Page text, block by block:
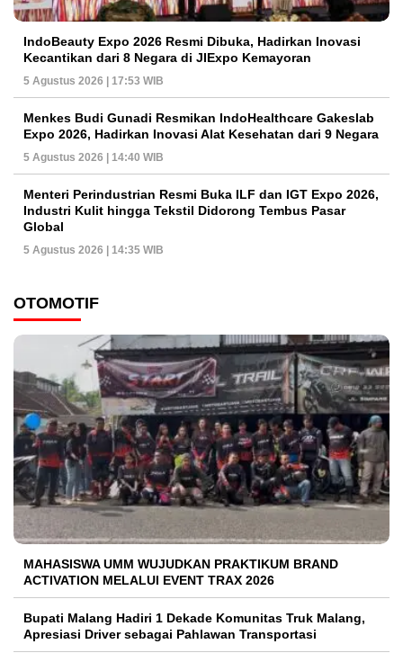
IndoBeauty Expo 2026 Resmi Dibuka, Hadirkan Inovasi
Kecantikan dari 8 Negara di JIExpo Kemayoran
5 Agustus 2026 | 17:53 WIB
Menkes Budi Gunadi Resmikan IndoHealthcare Gakeslab
Expo 2026, Hadirkan Inovasi Alat Kesehatan dari 9 Negara
5 Agustus 2026 | 14:40 WIB
Menteri Perindustrian Resmi Buka ILF dan IGT Expo 2026,
Industri Kulit hingga Tekstil Didorong Tembus Pasar
Global
5 Agustus 2026 | 14:35 WIB
OTOMOTIF
MAHASISWA UMM WUJUDKAN PRAKTIKUM BRAND
ACTIVATION MELALUI EVENT TRAX 2026
Bupati Malang Hadiri 1 Dekade Komunitas Truk Malang,
Apresiasi Driver sebagai Pahlawan Transportasi